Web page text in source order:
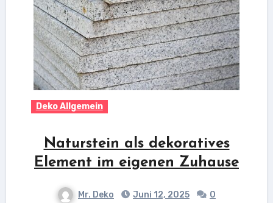
Deko Allgemein
Naturstein als dekoratives
Element im eigenen Zuhause
Mr. Deko Juni 12, 2025
0